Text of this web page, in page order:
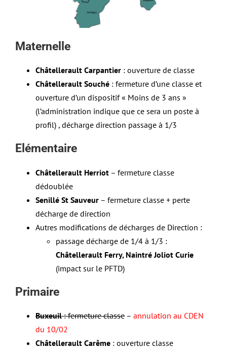
Maternelle
Châtellerault Carpantier : ouverture de classe
Châtellerault Souché : fermeture d’une classe et
ouverture d’un dispositif « Moins de 3 ans »
(l’administration indique que ce sera un poste à
profil) , décharge direction passage à 1/3
Elémentaire
Châtellerault Herriot – fermeture classe
dédoublée
Senillé St Sauveur – fermeture classe + perte
décharge de direction
Autres modifications de décharges de Direction :
passage décharge de 1/4 à 1/3 :
Châtellerault Ferry, Naintré Joliot Curie
(impact sur le PFTD)
Primaire
Buxeuil: fermeture classe – annulation au CDEN
du 10/02
Châtellerault Carême : ouverture classe